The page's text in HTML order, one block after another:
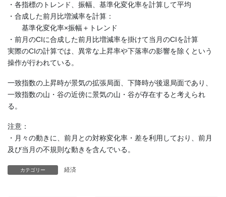
・各指標のトレンド、振幅、基準化変化率を計算して平均
・合成した前月比増減率を計算：
基準化変化率×振幅＋トレンド
・前月のCIに合成した前月比増減率を掛けて当月のCIを計算
実際のCIの計算では、異常な上昇率や下落率の影響を除くという
操作が行われている。
一致指数の上昇時が景気の拡張局面、下降時が後退局面であり、
一致指数の山・谷の近傍に景気の山・谷が存在すると考えられ
る。
注意：
・月々の動きに、前月との対称変化率・差を利用しており、前月
及び当月の不規則な動きを含んでいる。
カテゴリー 経済